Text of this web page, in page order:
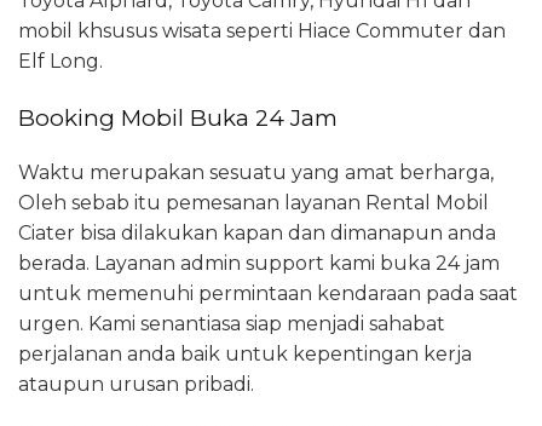
mobil khsusus wisata seperti Hiace Commuter dan
Elf Long.
Booking Mobil Buka 24 Jam
Waktu merupakan sesuatu yang amat berharga,
Oleh sebab itu pemesanan layanan Rental Mobil
Ciater bisa dilakukan kapan dan dimanapun anda
berada. Layanan admin support kami buka 24 jam
untuk memenuhi permintaan kendaraan pada saat
urgen. Kami senantiasa siap menjadi sahabat
perjalanan anda baik untuk kepentingan kerja
ataupun urusan pribadi.